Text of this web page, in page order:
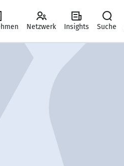
Netzwerk Insights Suche